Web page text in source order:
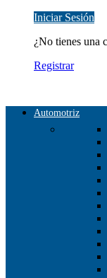
Iniciar Sesión
¿No tienes una
Registrar
Automotriz